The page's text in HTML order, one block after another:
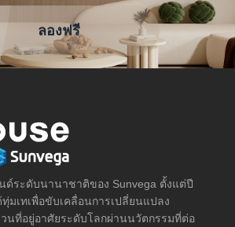
ลองฟรี
ด์ระดับนานาชาติของ Sunvega ตั้งแต่ปี
ทุ่มเทเพื่อขับเคลื่อนการเปลี่ยนแปลง
นที่อยู่อาศัยระดับโลกผ่านนวัตกรรมที่ต่อ